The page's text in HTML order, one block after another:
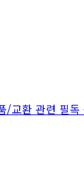
/교환 관련 필독